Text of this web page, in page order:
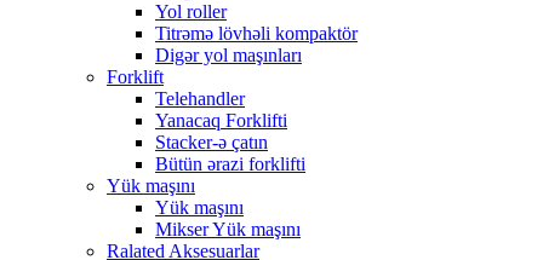
Yol roller
Titrəmə lövhəli kompaktör
Digər yol maşınları
Forklift
Telehandler
Yanacaq Forklifti
Stacker-ə çatın
Bütün ərazi forklifti
Yük maşını
Yük maşını
Mikser Yük maşını
Ralated Aksesuarlar